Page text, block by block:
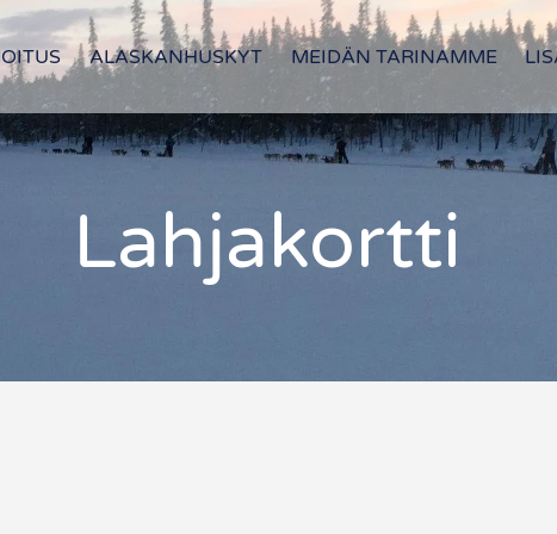
ALASKANHUSKYT MEIDÄN TARINAMME
Lahjakortti